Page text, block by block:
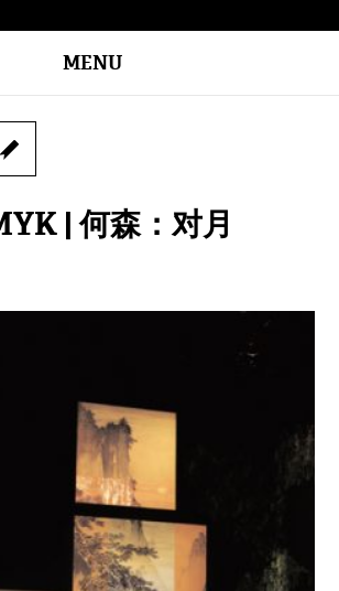
MENU
| 何森：对月